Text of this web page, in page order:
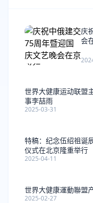
庆
会
世界大健康运动联盟
事李喆雨
2025-03-31
特稿：纪念伍绍祖诞
仪式在北京隆重举行
2025-04-11
世界大健康運動聯盟
2025-02-27